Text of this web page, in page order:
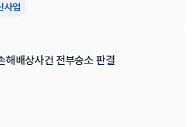
사업
해배상사건 전부승소 판결